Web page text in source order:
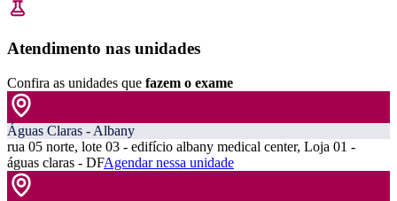
Atendimento nas unidades
Confira as unidades que fazem o exame
Águas Claras - Albany
rua 05 norte, lote 03 - edifício albany medical center, Loja 01 -
águas claras - DFAgendar nessa unidade